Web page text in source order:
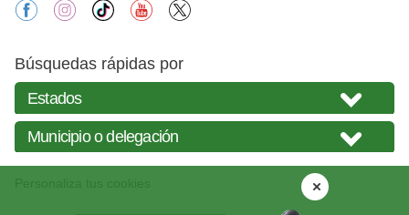
facebookinstagram
tiktok youtube
Búsquedas rápidas por